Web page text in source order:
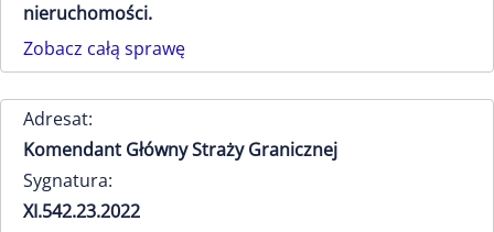
nieruchomości.
Zobacz całą sprawę
Adresat:
Komendant Główny Straży Granicznej
Sygnatura:
XI.542.23.2022